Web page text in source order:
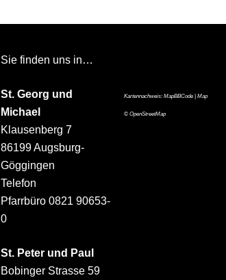
Sie finden uns in…
St. Georg und
Michael
Klausenberg 7
86199 Augsburg-
Göggingen
Telefon
Pfarrbüro 0821 90653-
0
St. Peter und Paul
Bobinger Strasse 59
Kartennachweis: MapBBCode| Map
© OpenStreetMap